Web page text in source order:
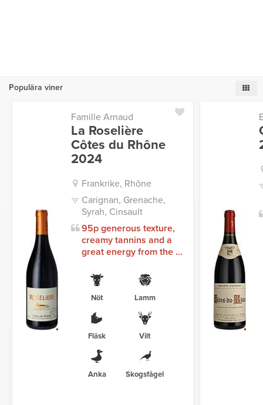
Populära viner
Famille Arnaud
La Roselière
Côtes du Rhône
2024
Frankrike, Rhône
Carignan, Grenache,
Syrah, Cinsault
95p generous texture,
creamy tannins and a
great energy from the ...
Nöt Lamm
Fläsk Vilt
Anka Skogsfågel